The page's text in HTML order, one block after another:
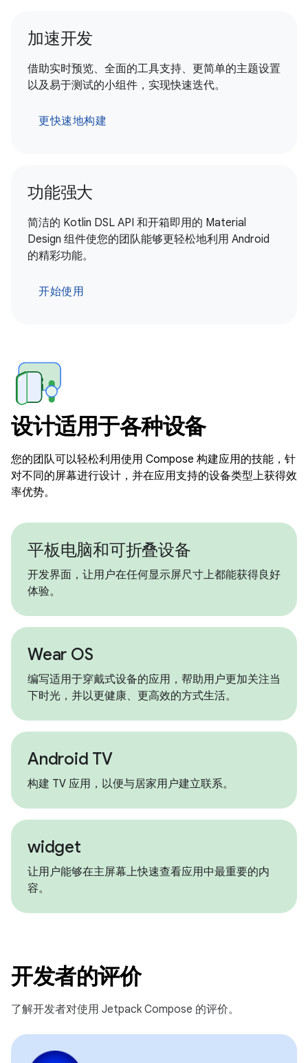
加速开发
借助实时预览、全面的工具支持、更简单的主题设置
以及易于测试的小组件，实现快速迭代。
更快速地构建
功能强大
简洁的 Kotlin DSL API 和开箱即用的 Material
Design 组件使您的团队能够更轻松地利用 Android
的精彩功能。
开始使用
设计适用于各种设备
您的团队可以轻松利用使用 Compose 构建应用的技能，针
对不同的屏幕进行设计，并在应用支持的设备类型上获得效
率优势。
平板电脑和可折叠设备
开发界面，让用户在任何显示屏尺寸上都能获得良好
体验。
Wear OS
编写适用于穿戴式设备的应用，帮助用户更加关注当
下时光，并以更健康、更高效的方式生活。
Android TV
构建 TV 应用，以便与居家用户建立联系。
widget
让用户能够在主屏幕上快速查看应用中最重要的内
容。
开发者的评价
了解开发者对使用 Jetpack Compose 的评价。